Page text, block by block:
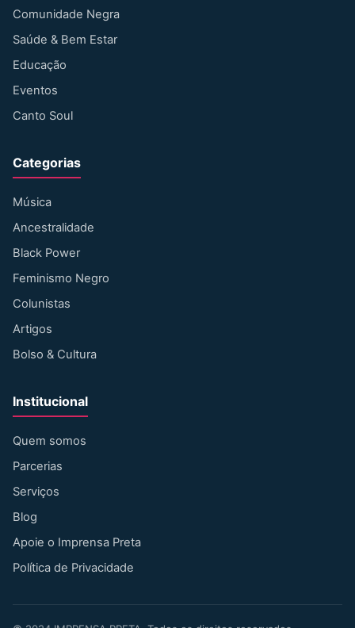
Comunidade Negra
Saúde & Bem Estar
Educação
Eventos
Canto Soul
Categorias
Música
Ancestralidade
Black Power
Feminismo Negro
Colunistas
Artigos
Bolso & Cultura
Institucional
Quem somos
Parcerias
Serviços
Blog
Apoie o Imprensa Preta
Política de Privacidade